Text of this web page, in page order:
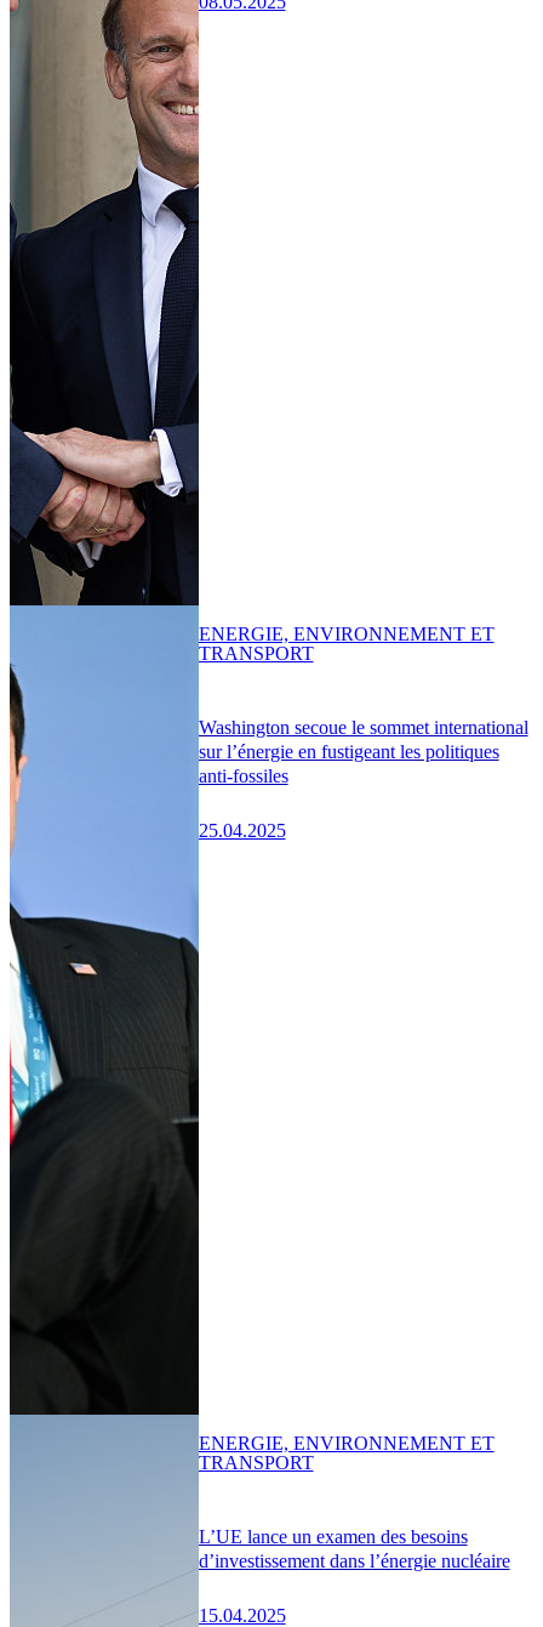
Washington secoue le sommet international
sur l’énergie en fustigeant les politiques
anti-fossiles
25.04.2025
ENERGIE, ENVIRONNEMENT ET
TRANSPORT
L’UE lance un examen des besoins
d’investissement dans l’énergie nucléaire
15.04.2025
ENERGIE, ENVIRONNEMENT ET
TRANSPORT